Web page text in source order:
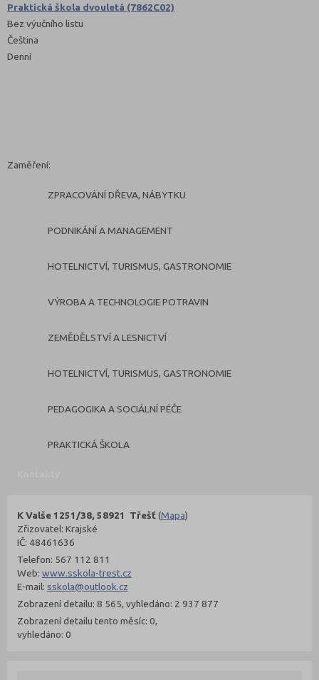
Praktická škola dvouletá (7862C02)
Bez výučního listu
Čeština
Denní
Zaměření:
ZPRACOVÁNÍ DŘEVA, NÁBYTKU
PODNIKÁNÍ A MANAGEMENT
HOTELNICTVÍ, TURISMUS, GASTRONOMIE
VÝROBA A TECHNOLOGIE POTRAVIN
ZEMĚDĚLSTVÍ A LESNICTVÍ
HOTELNICTVÍ, TURISMUS, GASTRONOMIE
PEDAGOGIKA A SOCIÁLNÍ PÉČE
PRAKTICKÁ ŠKOLA
K Valše 1251/38, 58921 Třešť(Mapa)
Zřizovatel: Krajské
IČ: 48461636
Telefon: 567 112 811
Web: www.sskola-trest.cz
E-mail: sskola@outlook.cz
Zobrazení detailu: 8 565, vyhledáno: 2 937 877
Zobrazení detailu tento měsíc: 0,
vyhledáno: 0